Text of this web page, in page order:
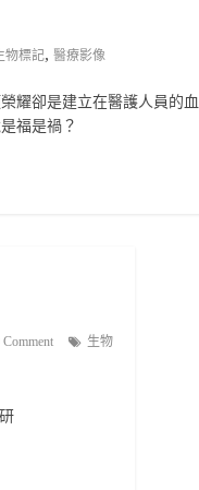
物標記, 醫療影像
耀卻是建立在醫護人員的
福是禍？
Comment
生物